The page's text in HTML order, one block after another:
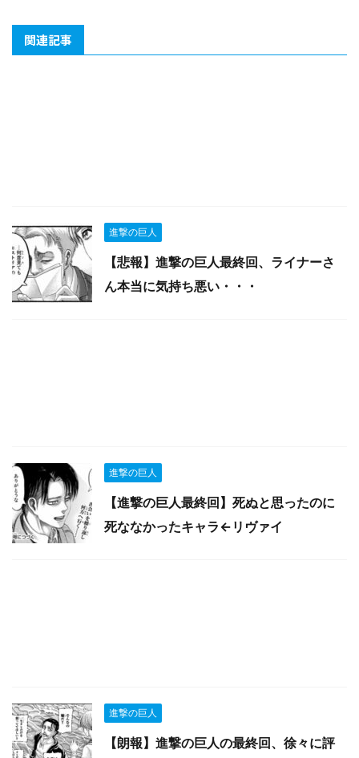
関連記事
進撃の巨人
【悲報】進撃の巨人最終回、ライナーさ
ん本当に気持ち悪い・・・
進撃の巨人
【進撃の巨人最終回】死ぬと思ったのに
死ななかったキャラ←リヴァイ
進撃の巨人
【朗報】進撃の巨人の最終回、徐々に評